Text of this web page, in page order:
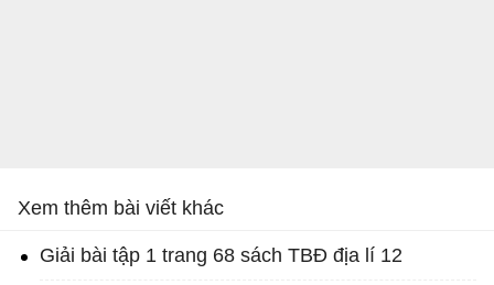
Xem thêm bài viết khác
Giải bài tập 1 trang 68 sách TBĐ địa lí 12